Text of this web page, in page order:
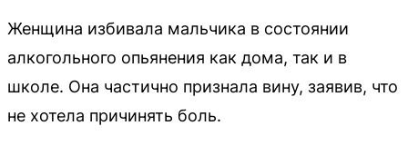
Женщина избивала мальчика в состоянии
алкогольного опьянения как дома, так и в
школе. Она частично признала вину, заявив, что
не хотела причинять боль.